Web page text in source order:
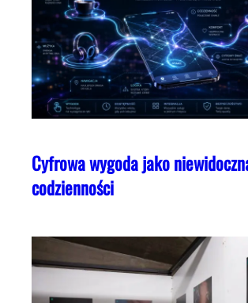
Cyfrowa wygoda jako
codzienności